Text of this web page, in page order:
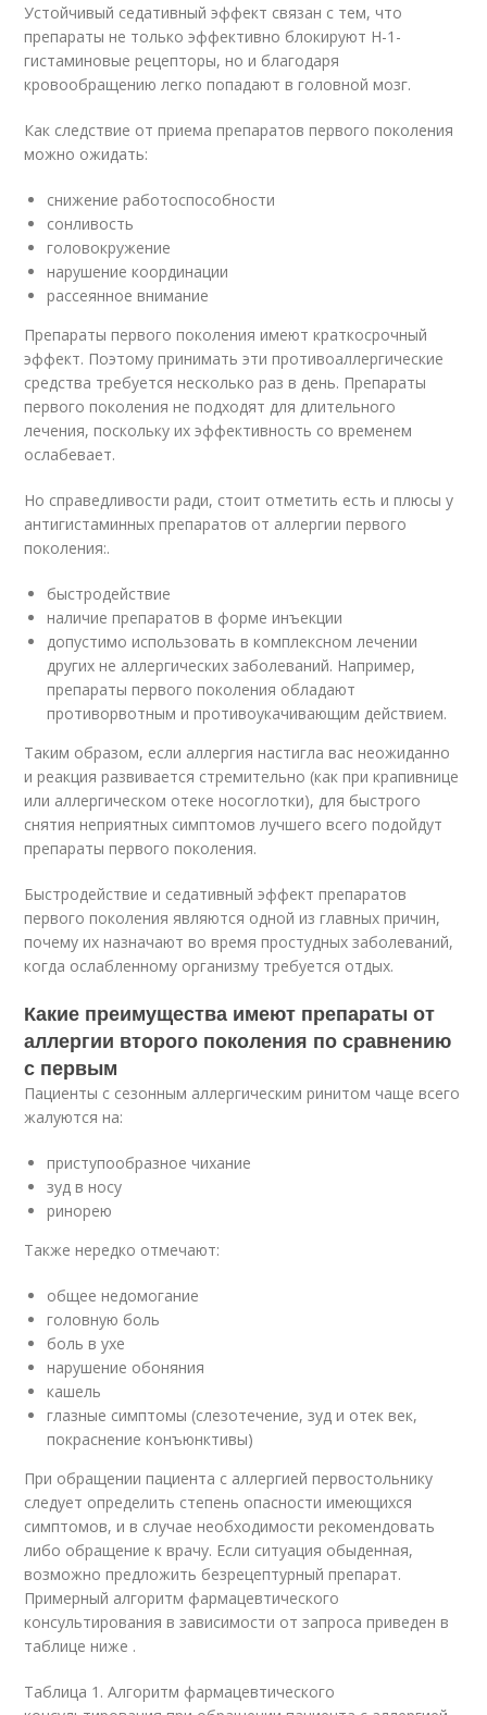
Устойчивый седативный эффект связан с тем, что
препараты не только эффективно блокируют Н-1-
гистаминовые рецепторы, но и благодаря
кровообращению легко попадают в головной мозг.
Как следствие от приема препаратов первого поколения
можно ожидать:
снижение работоспособности
сонливость
головокружение
нарушение координации
рассеянное внимание
Препараты первого поколения имеют краткосрочный
эффект. Поэтому принимать эти противоаллергические
средства требуется несколько раз в день. Препараты
первого поколения не подходят для длительного
лечения, поскольку их эффективность со временем
ослабевает.
Но справедливости ради, стоит отметить есть и плюсы у
антигистаминных препаратов от аллергии первого
поколения:.
быстродействие
наличие препаратов в форме инъекции
допустимо использовать в комплексном лечении
других не аллергических заболеваний. Например,
препараты первого поколения обладают
противорвотным и противоукачивающим действием.
Таким образом, если аллергия настигла вас неожиданно
и реакция развивается стремительно (как при крапивнице
или аллергическом отеке носоглотки), для быстрого
снятия неприятных симптомов лучшего всего подойдут
препараты первого поколения.
Быстродействие и седативный эффект препаратов
первого поколения являются одной из главных причин,
почему их назначают во время простудных заболеваний,
когда ослабленному организму требуется отдых.
Какие преимущества имеют препараты от
аллергии второго поколения по сравнению
с первым
Пациенты с сезонным аллергическим ринитом чаще всего
жалуются на:
приступообразное чихание
зуд в носу
ринорею
Также нередко отмечают:
общее недомогание
головную боль
боль в ухе
нарушение обоняния
кашель
глазные симптомы (слезотечение, зуд и отек век,
покраснение конъюнктивы)
При обращении пациента с аллергией первостольнику
следует определить степень опасности имеющихся
симптомов, и в случае необходимости рекомендовать
либо обращение к врачу. Если ситуация обыденная,
возможно предложить безрецептурный препарат.
Примерный алгоритм фармацевтического
консультирования в зависимости от запроса приведен в
таблице ниже .
Таблица 1. Алгоритм фармацевтического